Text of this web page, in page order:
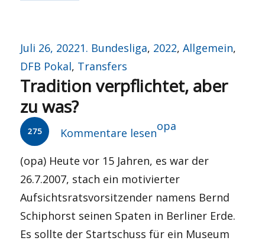
Veröffentlicht
am
Juli 26, 2022Kategorien
1. Bundesliga, 2022,Allgemein,
DFB Pokal, Transfers
Tradition verpflichtet, aber
zu was?
275 Kommentare lesen
Autor
opa
(opa) Heute vor 15 Jahren, es war der
26.7.2007, stach ein motivierter
Aufsichtsratsvorsitzender namens Bernd
Schiphorst seinen Spaten in Berliner Erde.
Es sollte der Startschuss für ein Museum